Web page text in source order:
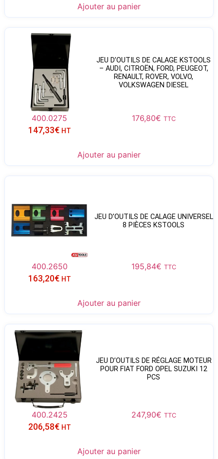
Ajouter au panier
JEU D’OUTILS DE CALAGE KSTOOLS
– AUDI, CITROËN, FORD, PEUGEOT,
RENAULT, ROVER, VOLVO,
VOLKSWAGEN DIESEL
400.0275 176,80€ TTC
147,33€ HT
Ajouter au panier
JEU D’OUTILS DE CALAGE UNIVERSEL
8 PIÈCES KSTOOLS
400.2650 195,84€ TTC
163,20€ HT
Ajouter au panier
JEU D’OUTILS DE RÉGLAGE MOTEUR
POUR FIAT FORD OPEL SUZUKI 12
PCS
400.2425 247,90€ TTC
206,58€ HT
Ajouter au panier